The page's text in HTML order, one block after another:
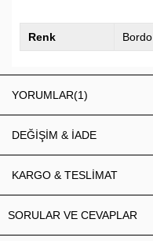
Renk Bordo
YORUMLAR(1)
DEĞİŞİM & İADE
KARGO & TESLİMAT
SORULAR VE CEVAPLAR